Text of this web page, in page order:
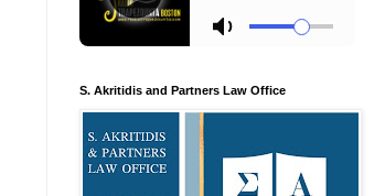
S. Akritidis and Partners Law Office